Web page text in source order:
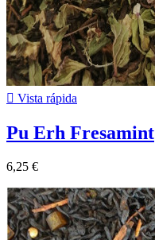
 Vista rápida
Pu Erh Fresamint
6,25 €